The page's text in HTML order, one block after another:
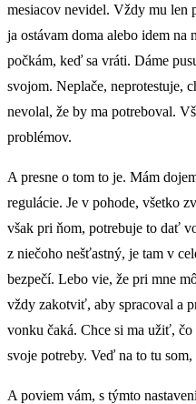
mesiacov nevidel. Vždy mu len
ja ostávam doma alebo idem
počkám, keď sa vráti. Dáme
svojom. Neplače, neprotestuje,
nevolal, že by ma potreboval.
problémov.
A presne o tom to je. Mám
regulácie. Je v pohode, všetko
však pri ňom, potrebuje to dať
z niečoho nešťastný, je tam v
bezpečí. Lebo vie, že pri mne
vždy zakotviť, aby spracoval a
vonku čaká. Chce si ma užiť,
svoje potreby. Veď na to tu
A poviem vám, s týmto